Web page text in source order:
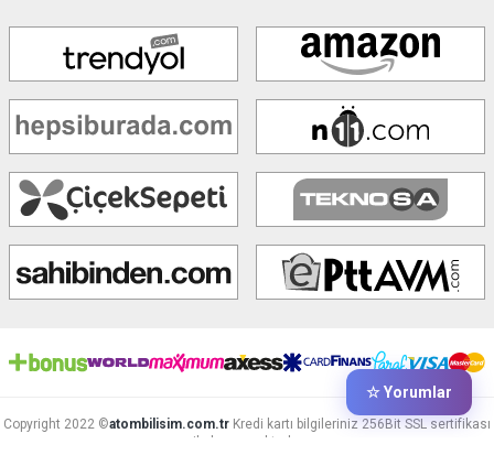
☆ Yorumlar
Copyright 2022 ©atombilisim.com.tr Kredi kartı bilgileriniz 256Bit SSL sertifikası
ile korunmaktadır.